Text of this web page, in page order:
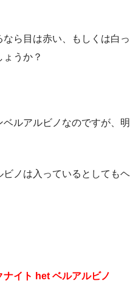
ら目は赤い、もしくは白っ
うか？
ルアルビノなのですが、明
ノは入っているとしてもヘ
イト het ベルアルビノ